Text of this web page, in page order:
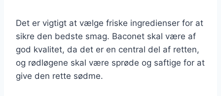
Det er vigtigt at vælge friske ingredienser for at
sikre den bedste smag. Baconet skal være af
god kvalitet, da det er en central del af retten,
og rødløgene skal være sprøde og saftige for at
give den rette sødme.